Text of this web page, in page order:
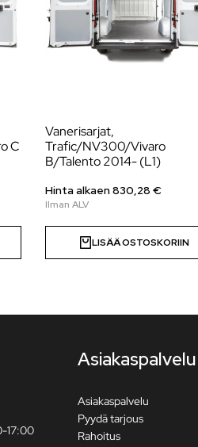
C
Vanerisarjat,
Trafic/NV300/Vivaro
B/Talento 2014- (L1)
Hinta alkaen830,28 €
LISÄÄ OSTOSKORIIN
17:00
Asiakaspalvelu
Asiakaspalvelu
Pyydä tarjous
Rahoitus